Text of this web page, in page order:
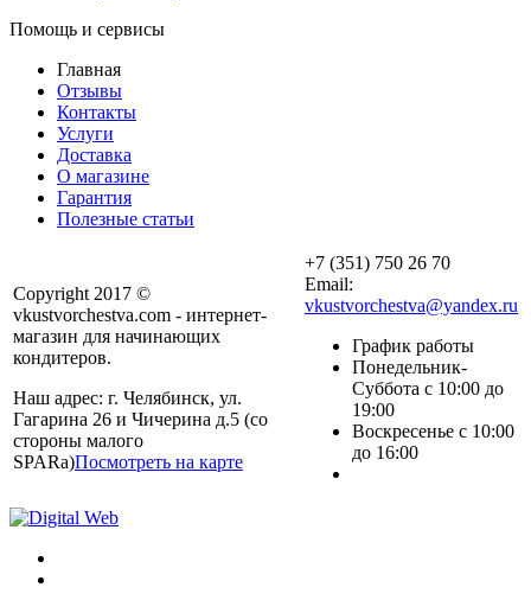
Помощь и сервисы
Главная
Отзывы
Контакты
Услуги
Доставка
О магазине
Гарантия
Полезные статьи
Copyright 2017 ©
vkustvorchestva.com - интернет-
магазин для начинающих
кондитеров.
Наш адрес: г. Челябинск, ул.
Гагарина 26 и Чичерина д.5 (со
стороны малого
SPARa)Посмотреть на карте
+7 (351) 750 26 70
Email:
vkustvorchestva@yandex.ru
График работы
Понедельник-
Суббота с 10:00 до
19:00
Воскресенье с 10:00
до 16:00